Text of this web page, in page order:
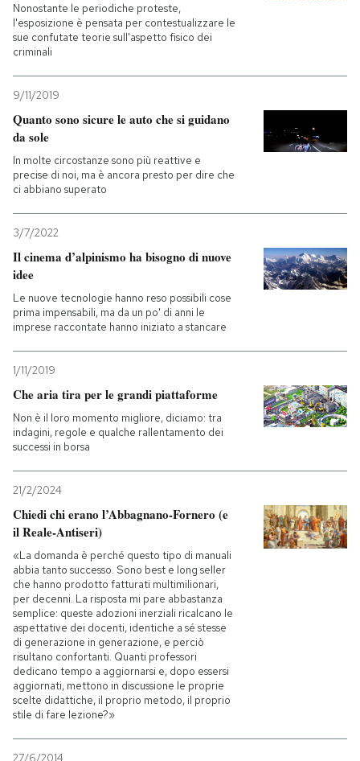
Nonostante le periodiche proteste,
l'esposizione è pensata per contestualizzare le
sue confutate teorie sull'aspetto fisico dei
criminali
9/11/2019
Quanto sono sicure le auto che si guidano
da sole
In molte circostanze sono più reattive e
precise di noi, ma è ancora presto per dire che
ci abbiano superato
3/7/2022
Il cinema d’alpinismo ha bisogno di nuove
idee
Le nuove tecnologie hanno reso possibili cose
prima impensabili, ma da un po' di anni le
imprese raccontate hanno iniziato a stancare
1/11/2019
Che aria tira per le grandi piattaforme
Non è il loro momento migliore, diciamo: tra
indagini, regole e qualche rallentamento dei
successi in borsa
21/2/2024
Chiedi chi erano l’Abbagnano-Fornero (e
il Reale-Antiseri)
«La domanda è perché questo tipo di manuali
abbia tanto successo. Sono best e long seller
che hanno prodotto fatturati multimilionari,
per decenni. La risposta mi pare abbastanza
semplice: queste adozioni inerziali ricalcano le
aspettative dei docenti, identiche a sé stesse
di generazione in generazione, e perciò
risultano confortanti. Quanti professori
dedicano tempo a aggiornarsi e, dopo essersi
aggiornati, mettono in discussione le proprie
scelte didattiche, il proprio metodo, il proprio
stile di fare lezione?»
27/6/2014